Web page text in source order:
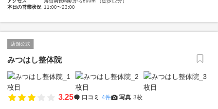
本日の営業状況 11:00〜23:00
店舗公式
みつはし整体院
3.25 口コミ 4件 写真 3枚